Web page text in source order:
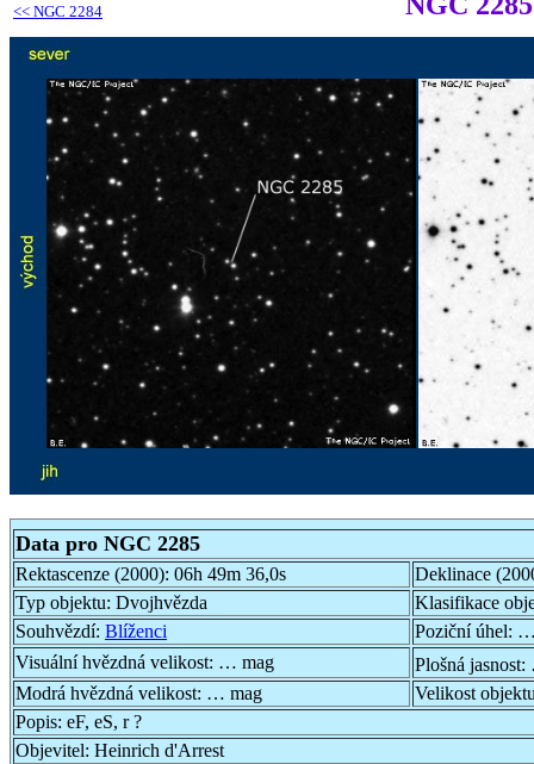
<< NGC 2284
Data pro NGC 2285
Rektascenze (2000): 06h 49m 36,0s
Deklinace
Typ objektu: Dvojhvězda
Klasifikace
Souhvězdí: Blíženci Poziční úhel: …
Visuální hvězdná velikost: … mag Plošná jasnost:
Modrá hvězdná velikost: … mag
Velikost
Popis: eF, eS, r ?
Objevitel: Heinrich d'Arrest